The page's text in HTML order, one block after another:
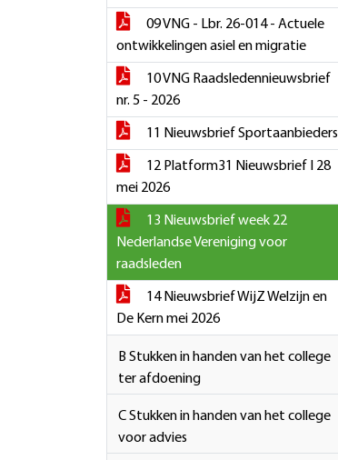
09 VNG - Lbr. 26-014 - Actuele
ontwikkelingen asiel en migratie
10 VNG Raadsledennieuwsbrief
nr. 5 - 2026
11 Nieuwsbrief Sportaanbieders
12 Platform31 Nieuwsbrief I 28
mei 2026
13 Nieuwsbrief week 22
Nederlandse Vereniging voor
raadsleden
14 Nieuwsbrief WijZ Welzijn en
De Kern mei 2026
B Stukken in handen van het college
ter afdoening
C Stukken in handen van het college
voor advies